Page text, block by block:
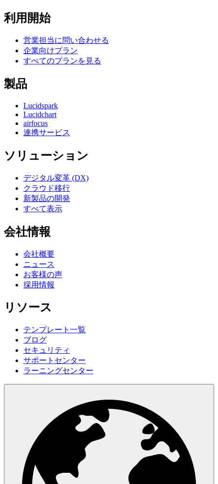
利用開始
営業担当に問い合わせる
企業向けプラン
すべてのプランを見る
製品
Lucidspark
Lucidchart
airfocus
連携サービス
ソリューション
デジタル変革 (DX)
クラウド移行
新製品の開発
すべて表示
会社情報
会社概要
ニュース
お客様の声
採用情報
リソース
テンプレート一覧
ブログ
セキュリティ
サポートセンター
ラーニングセンター